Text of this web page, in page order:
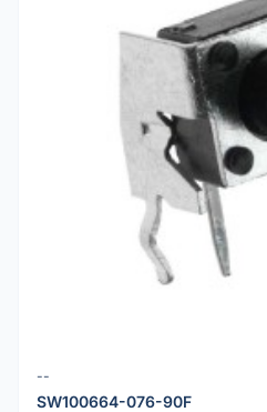
--
SW100664-076-90F